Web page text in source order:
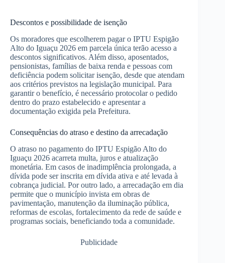
Descontos e possibilidade de isenção
Os moradores que escolherem pagar o IPTU Espigão
Alto do Iguaçu 2026 em parcela única terão acesso a
descontos significativos. Além disso, aposentados,
pensionistas, famílias de baixa renda e pessoas com
deficiência podem solicitar isenção, desde que atendam
aos critérios previstos na legislação municipal. Para
garantir o benefício, é necessário protocolar o pedido
dentro do prazo estabelecido e apresentar a
documentação exigida pela Prefeitura.
Consequências do atraso e destino da arrecadação
O atraso no pagamento do IPTU Espigão Alto do
Iguaçu 2026 acarreta multa, juros e atualização
monetária. Em casos de inadimplência prolongada, a
dívida pode ser inscrita em dívida ativa e até levada à
cobrança judicial. Por outro lado, a arrecadação em dia
permite que o município invista em obras de
pavimentação, manutenção da iluminação pública,
reformas de escolas, fortalecimento da rede de saúde e
programas sociais, beneficiando toda a comunidade.
Publicidade